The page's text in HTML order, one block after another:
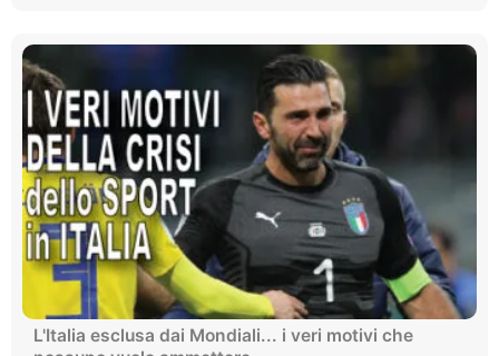
L'Italia esclusa dai Mondiali... i veri motivi che